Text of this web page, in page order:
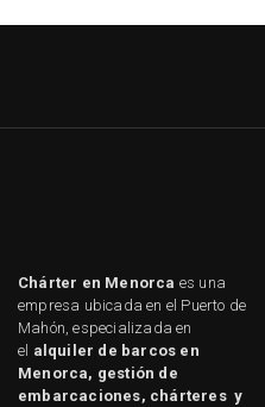
Chárter en Menorca es una
empresa ubicada en el Puerto de
Mahón, especializada en
el alquiler de barcos en
Menorca, gestión de
embarcaciones, chárteres y